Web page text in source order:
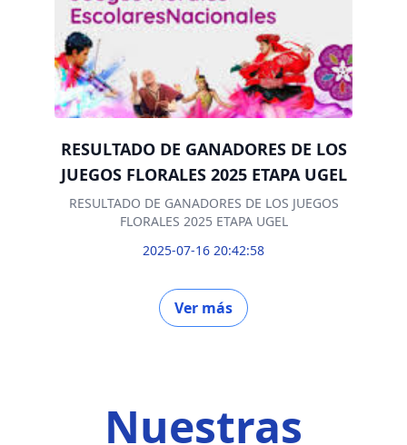
RESULTADO DE GANADORES DE LOS
JUEGOS FLORALES 2025 ETAPA UGEL
RESULTADO DE GANADORES DE LOS JUEGOS
FLORALES 2025 ETAPA UGEL
2025-07-16 20:42:58
Ver más
Nuestras